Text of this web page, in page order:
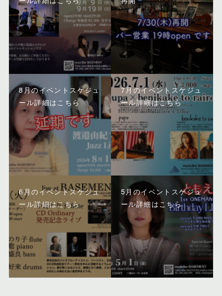
8月のイベントスケジュ
ール詳細はこちら
7月のイベントスケジュ
ール詳細はこちら
6月のイベントスケジュ
ール詳細はこちら
5月のイベントスケジュ
ール詳細はこちら